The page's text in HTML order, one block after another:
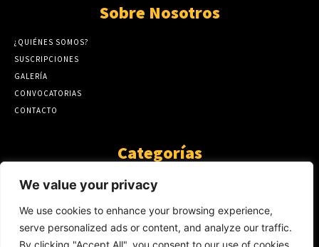
We value your privacy
We use cookies to enhance your browsing experience,
serve personalized ads or content, and analyze our traffic.
By clicking "Accept All", you consent to our use of cookies.
Sobre Nosotros
¿QUIÉNES SOMOS?
SUSCRIPCIONES
GALERÍA
CONVOCATORIAS
CONTACTO
Categorías
ARTÍCULOS
GUANTE DE SEDA
AL CALOR DE LA PALABRA
Y YO QUE SÉ
423